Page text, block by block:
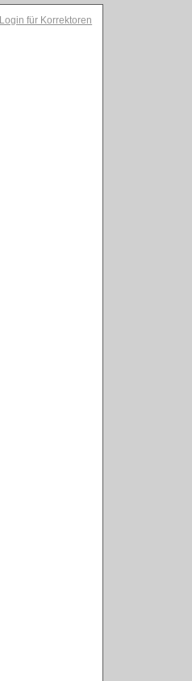
Login für Korrektoren